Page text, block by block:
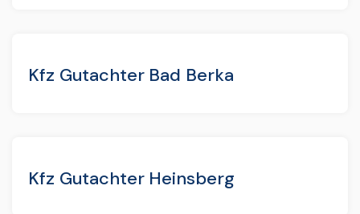
Kfz Gutachter Bad Berka
Kfz Gutachter Heinsberg